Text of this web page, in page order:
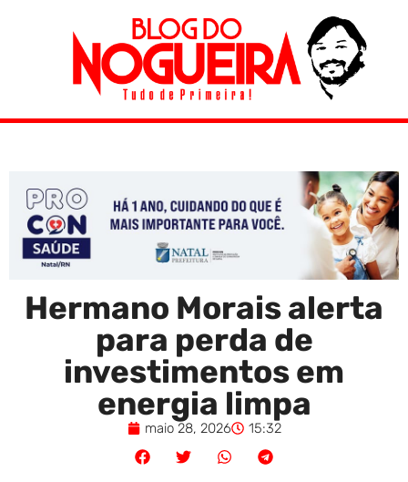
Hermano Morais alerta
para perda de
investimentos em
energia limpa
maio 28, 2026 15:32